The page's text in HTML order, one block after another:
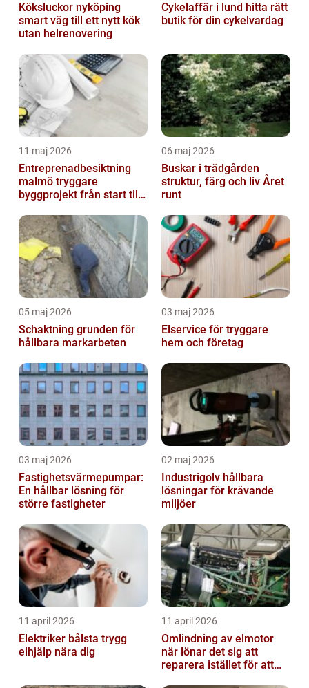
Köksluckor nyköping
smart väg till ett nytt kök
utan helrenovering
Cykelaffär i lund hitta rätt
butik för din cykelvardag
11 maj 2026
Entreprenadbesiktning
malmö tryggare
byggprojekt från start till
06 maj 2026
Buskar i trädgården
struktur, färg och liv Året
runt
05 maj 2026
Schaktning grunden för
hållbara markarbeten
03 maj 2026
Elservice för tryggare
hem och företag
03 maj 2026
Fastighetsvärmepumpar:
En hållbar lösning för
större fastigheter
02 maj 2026
Industrigolv hållbara
lösningar för krävande
miljöer
11 april 2026
Elektriker bålsta trygg
elhjälp nära dig
11 april 2026
Omlindning av elmotor
när lönar det sig att
reparera istället för att